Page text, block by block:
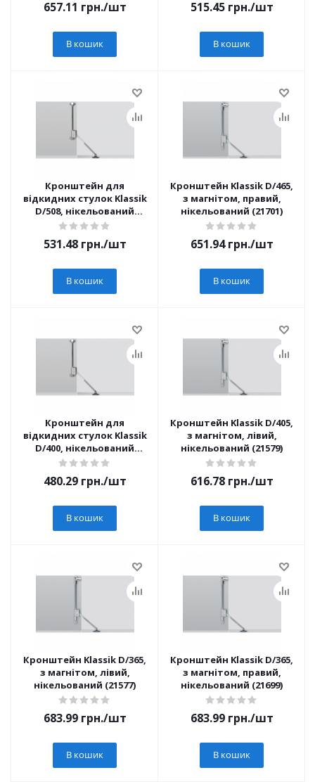
657.11 грн./шт
В кошик
515.45грн./шт
В кошик
Кронштейн для
відкидних стулок Klassik
D/508, нікельований
(16177)
531.48грн./шт
В кошик
Кронштейн Klassik D/465,
з магнітом, правий,
нікельований (21701)
651.94грн./шт
В кошик
Кронштейн для
відкидних стулок Klassik
D/400, нікельований
(16175)
480.29грн./шт
В кошик
Кронштейн Klassik D/405,
з магнітом, лівий,
нікельований (21579)
616.78грн./шт
В кошик
Кронштейн Klassik D/365,
з магнітом, лівий,
нікельований (21577)
683.99грн./шт
В кошик
Кронштейн Klassik D/365,
з магнітом, правий,
нікельований (21699)
683.99грн./шт
В кошик